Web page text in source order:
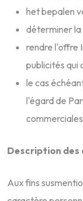
het bepalen
déterminer
rendre l'offre
publicités qui
le cas
l'égard de
Description des
Aux fins